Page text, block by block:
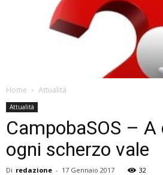
Home Attualità
Attualità
CampobaSOS – A
ogni scherzo vale
Di redazione - 17 Gennaio 2017 32